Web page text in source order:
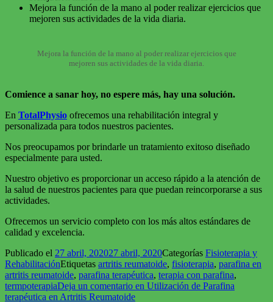
son los siguientes
Disminución del dolor.
Relajación muscular.
Mejora la función de la mano al poder realizar ejercicios que
mejoren sus actividades de la vida diaria.
Mejora la función de la mano al poder realizar ejercicios que
mejoren sus actividades de la vida diaria.
Comience a sanar hoy, no espere más, hay una solución.
personalizada para todos nuestros pacientes.
especialmente para usted.
Nuestro objetivo es proporcionar un acceso rápido a la atención de
la salud de nuestros pacientes para que puedan reincorporarse a sus
actividades.